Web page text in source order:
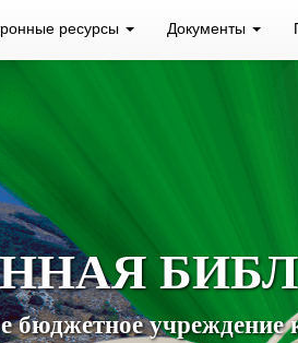
ресурсы Документы
учреждение